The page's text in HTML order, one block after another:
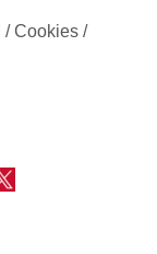
/ Cookies /